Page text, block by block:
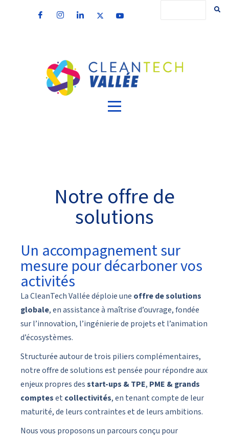
Notre offre de
solutions
Un accompagnement sur
mesure pour décarboner vos
activités
La CleanTech Vallée déploie une offre de solutions
globale, en assistance à maîtrise d’ouvrage, fondée
sur l’innovation, l’ingénierie de projets et l’animation
d’écosystèmes.
Structurée autour de trois piliers complémentaires,
notre offre de solutions est pensée pour répondre aux
enjeux propres desstart-ups & TPE, PME & grands
comptesetcollectivités, en tenant compte de leur
maturité, de leurs contraintes et de leurs ambitions.
Nous vous proposons un parcours conçu pour